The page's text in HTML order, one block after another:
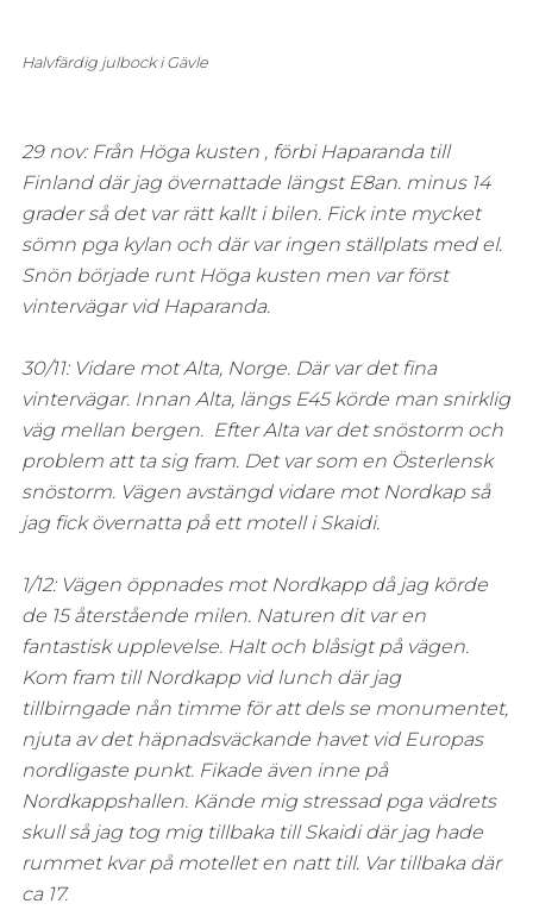
Halvfärdig julbock i Gävle
29 nov: Från Höga kusten , förbi Haparanda till
Finland där jag övernattade längst E8an. minus 14
grader så det var rätt kallt i bilen. Fick inte mycket
sömn pga kylan och där var ingen ställplats med el.
Snön började runt Höga kusten men var först
vintervägar vid Haparanda.
30/11: Vidare mot Alta, Norge. Där var det fina
vintervägar. Innan Alta, längs E45 körde man snirklig
väg mellan bergen. Efter Alta var det snöstorm och
problem att ta sig fram. Det var som en Österlensk
snöstorm. Vägen avstängd vidare mot Nordkap så
jag fick övernatta på ett motell i Skaidi.
1/12: Vägen öppnades mot Nordkapp då jag körde
de 15 återstående milen. Naturen dit var en
fantastisk upplevelse. Halt och blåsigt på vägen.
Kom fram till Nordkapp vid lunch där jag
tillbirngade nån timme för att dels se monumentet,
njuta av det häpnadsväckande havet vid Europas
nordligaste punkt. Fikade även inne på
Nordkappshallen. Kände mig stressad pga vädrets
skull så jag tog mig tillbaka till Skaidi där jag hade
rummet kvar på motellet en natt till. Var tillbaka där
ca 17.